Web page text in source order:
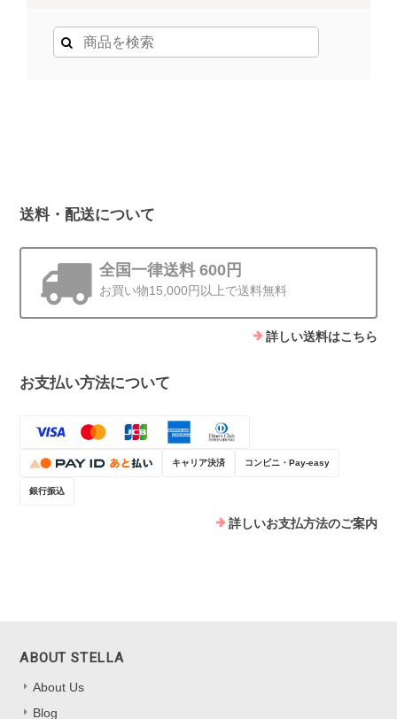
送料・配送について
全国一律送料 600円
お買い物15,000円以上で送料無料
詳しい送料はこちら
お支払い方法について
キャリア決済 コンビニ・Pay-easy
銀行振込
詳しいお支払方法のご案内
ABOUT STELLA
About Us
Blog